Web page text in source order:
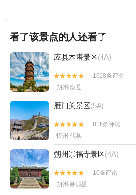
看了该景点的人还看了
应县木塔景区(4A)


1628条评论
朔州·应县
雁门关景区(5A)


816条评论
忻州·代县
朔州崇福寺景区(4A)


10条评论
朔州·朔城区